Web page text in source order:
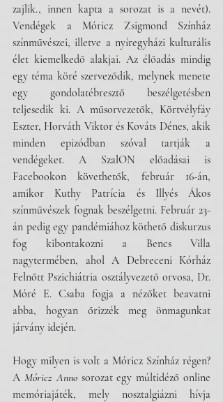
zajlik., innen kapta a sorozat is a nevét).
Vendégek a Móricz Zsigmond Színház
színművészei, illetve a nyíregyházi kulturális
élet kiemelkedő alakjai. Az élőadás mindig
egy téma köré szerveződik, melynek menete
egy gondolatébresztő beszélgetésben
teljesedik ki. A műsorvezetők, Körtvélyfáy
Eszter, Horváth Viktor és Kováts Dénes, akik
minden epizódban szóval tartják a
vendégeket. A SzalON előadásai is
Facebookon követhetők, február 16-án,
amikor Kuthy Patrícia és Illyés Ákos
színművészek fognak beszélgetni. Február 23-
án pedig egy pandémiához köthető diskurzus
fog kibontakozni a Bencs Villa
nagytermében, ahol A Debreceni Kórház
Felnőtt Pszichiátria osztályvezető orvosa, Dr.
Móré E. Csaba fogja a nézőket beavatni
abba, hogyan őrizzék meg önmagunkat
járvány idején.
Hogy milyen is volt a Móricz Színház régen?
A Móricz Anno sorozat egy múltidéző online
memóriajáték, mely nosztalgiázni hívja